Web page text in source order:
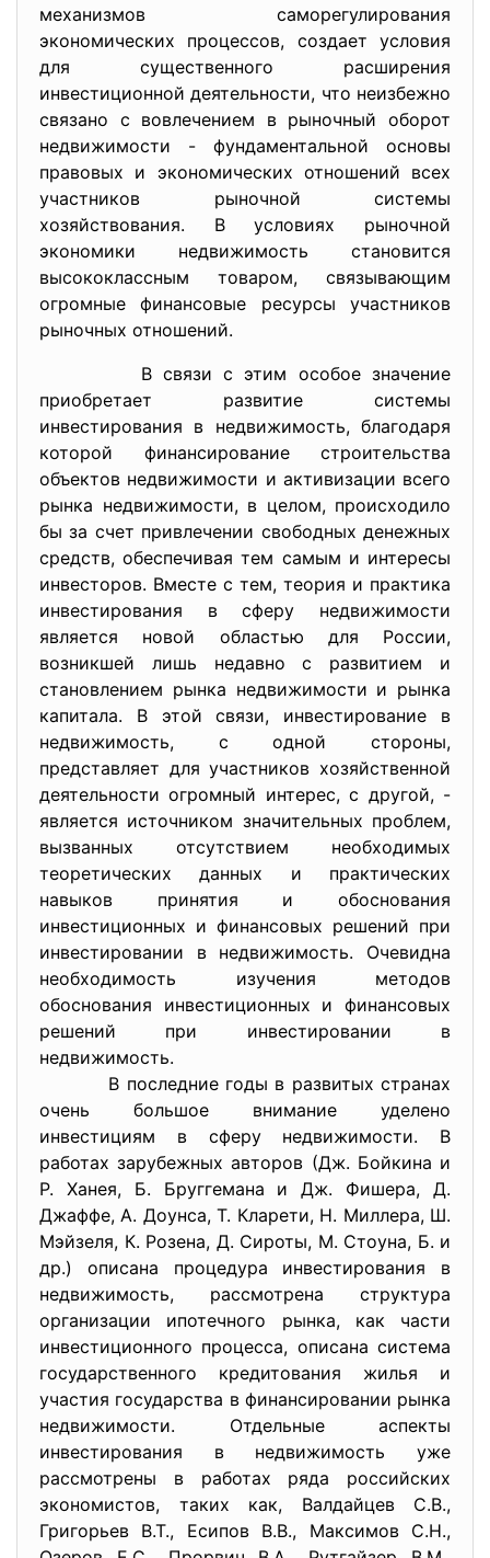
механизмов саморегулирования
экономических процессов, создает условия
для существенного расширения
инвестиционной деятельности, что неизбежно
связано с вовлечением в рыночный оборот
недвижимости - фундаментальной основы
правовых и экономических отношений всех
участников рыночной системы
хозяйствования. В условиях рыночной
экономики недвижимость становится
высококлассным товаром, связывающим
огромные финансовые ресурсы участников
рыночных отношений.
В связи с этим особое значение
приобретает развитие системы
инвестирования в недвижимость, благодаря
которой финансирование строительства
объектов недвижимости и активизации всего
рынка недвижимости, в целом, происходило
бы за счет привлечении свободных денежных
средств, обеспечивая тем самым и интересы
инвесторов. Вместе с тем, теория и практика
инвестирования в сферу недвижимости
является новой областью для России,
возникшей лишь недавно с развитием и
становлением рынка недвижимости и рынка
капитала. В этой связи, инвестирование в
недвижимость, с одной стороны,
представляет для участников хозяйственной
деятельности огромный интерес, с другой, -
является источником значительных проблем,
вызванных отсутствием необходимых
теоретических данных и практических
навыков принятия и обоснования
инвестиционных и финансовых решений при
инвестировании в недвижимость. Очевидна
необходимость изучения методов
обоснования инвестиционных и финансовых
решений при инвестировании в
недвижимость.
В последние годы в развитых странах
очень большое внимание уделено
инвестициям в сферу недвижимости. В
работах зарубежных авторов (Дж. Бойкина и
Р. Ханея, Б. Бруггемана и Дж. Фишера, Д.
Джаффе, А. Доунса, Т. Кларети, Н. Миллера, Ш.
Мэйзеля, К. Розена, Д. Сироты, М. Стоуна, Б. и
др.) описана процедура инвестирования в
недвижимость, рассмотрена структура
организации ипотечного рынка, как части
инвестиционного процесса, описана система
государственного кредитования жилья и
участия государства в финансировании рынка
недвижимости. Отдельные аспекты
инвестирования в недвижимость уже
рассмотрены в работах ряда российских
экономистов, таких как, Валдайцев С.В.,
Григорьев B.T., Есипов В.В., Максимов С.Н.,